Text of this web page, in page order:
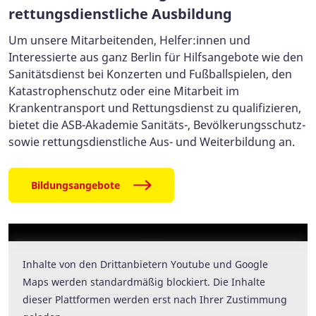
rettungsdienstliche Ausbildung
Um unsere Mitarbeitenden, Helfer:innen und
Interessierte aus ganz Berlin für Hilfsangebote wie den
Sanitätsdienst bei Konzerten und Fußballspielen, den
Katastrophenschutz oder eine Mitarbeit im
Krankentransport und Rettungsdienst zu qualifizieren,
bietet die ASB-Akademie Sanitäts-, Bevölkerungsschutz-
sowie rettungsdienstliche Aus- und Weiterbildung an.
Bildungsangebote
Inhalte von den Drittanbietern Youtube und Google
Maps werden standardmäßig blockiert. Die Inhalte
dieser Plattformen werden erst nach Ihrer Zustimmung
Inhalte von den Drittanbietern Youtube und Google
Maps werden standardmäßig blockiert. Die Inhalte
dieser Plattformen werden erst nach Ihrer Zustimmung